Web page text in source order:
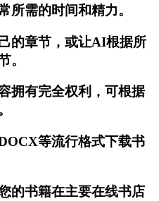
所需的时间和精力。
的章节，或让AI根据所
。
拥有完全权利，可根据
等流行格式下载书
的书籍在主要在线书店